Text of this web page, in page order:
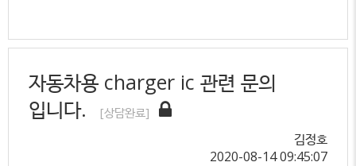
자동차용 charger ic 관련 문의
입니다.
[상담완료]
김정호
2020-08-14 09:45:07